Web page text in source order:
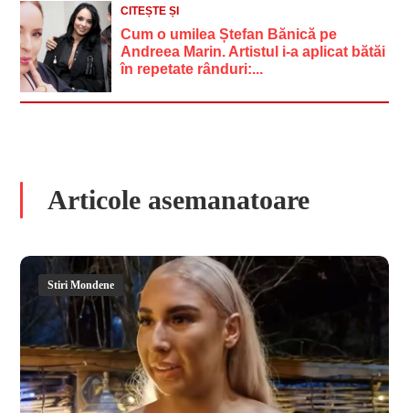
CITEȘTE ȘI
Cum o umilea Ștefan Bănică pe
Andreea Marin. Artistul i-a aplicat bătăi
în repetate rânduri:...
Articole asemanatoare
Stiri Mondene